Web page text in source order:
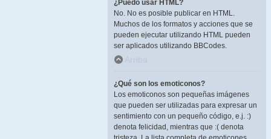
¿Puedo usar HTML?
No. No es posible publicar en HTML.
Muchos de los formatos y acciones que se
pueden ejecutar utilizando HTML pueden
ser aplicados utilizando BBCodes.
Arriba
¿Qué son los emoticonos?
Los emoticonos son pequeñas imágenes
que pueden ser utilizadas para expresar un
sentimiento con un pequeño código, e.j. :)
denota felicidad, mientras que :( denota